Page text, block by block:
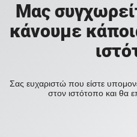
Μας
κάνουμε
Σας ευχαριστώ που είστε
στον ιστότοπο και θα